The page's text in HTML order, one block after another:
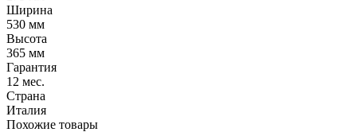
Ширина
530 мм
Высота
365 мм
Гарантия
12 мес.
Страна
Италия
Похожие товары